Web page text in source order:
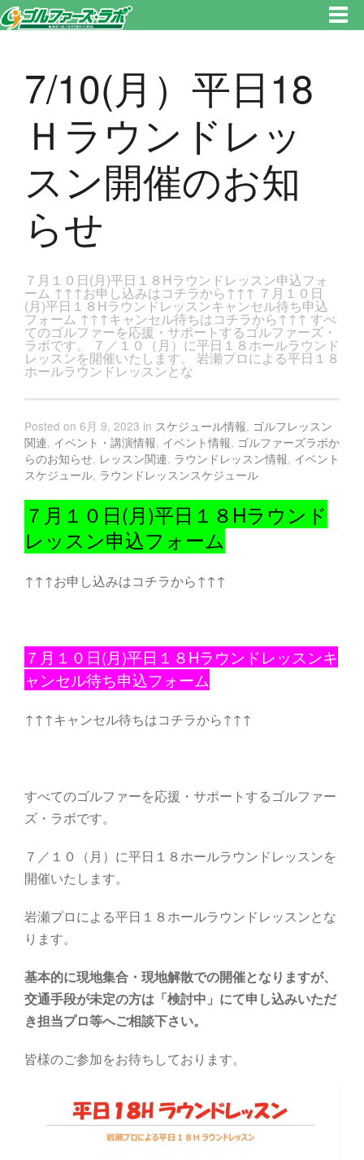
です。新宿区、若松河田で気軽にゴルフレッスン！
7/10(月）平日18
Ｈラウンドレッ
スン開催のお知
らせ
７月１０日(月)平日１８Hラウンドレッスン申込フォ
ーム ↑↑↑お申し込みはコチラから↑↑↑ ７月１０日
(月)平日１８Hラウンドレッスンキャンセル待ち申込
フォーム ↑↑↑キャンセル待ちはコチラから↑↑↑ すべ
てのゴルファーを応援・サポートするゴルファーズ・
ラボです。 ７／１０（月）に平日１８ホールラウンド
レッスンを開催いたします。 岩瀬プロによる平日１８
ホールラウンドレッスンとな
Posted on 6月 9, 2023 in スケジュール情報, ゴルフレッスン
関連, イベント・講演情報, イベント情報, ゴルファーズラボか
らのお知らせ, レッスン関連, ラウンドレッスン情報, イベント
スケジュール, ラウンドレッスンスケジュール
７月１０日(月)平日１８Hラウンド
レッスン申込フォーム
↑↑↑お申し込みはコチラから↑↑↑
７月１０日(月)平日１８Hラウンドレッスンキ
ャンセル待ち申込フォーム
↑↑↑キャンセル待ちはコチラから↑↑↑
すべてのゴルファーを応援・サポートするゴルファー
ズ・ラボです。
７／１０（月）に平日１８ホールラウンドレッスンを
開催いたします。
岩瀬プロによる平日１８ホールラウンドレッスンとな
ります。
基本的に現地集合・現地解散での開催となりますが、
交通手段が未定の方は「検討中」にて申し込みいただ
き担当プロ等へご相談下さい。
皆様のご参加をお待ちしております。